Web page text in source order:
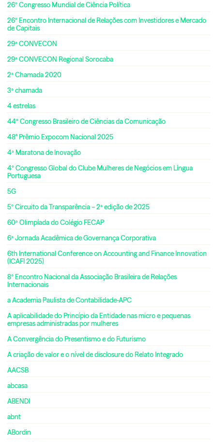
26º Congresso Mundial de Ciência Política
26º Encontro Internacional de Relações com Investidores e Mercado
de Capitais
29ª CONVECON
29ª CONVECON Regional Sorocaba
2ª Chamada 2020
3ª chamada
4 estrelas
44º Congresso Brasileiro de Ciências da Comunicação
48° Prêmio Expocom Nacional 2025
4ª Maratona de Inovação
4º Congresso Global do Clube Mulheres de Negócios em Língua
Portuguesa
5G
5º Circuito da Transparência – 2ª edição de 2025
60ª Olimpíada do Colégio FECAP
6ª Jornada Acadêmica de Governança Corporativa
6th International Conference on Accounting and Finance Innovation
(ICAFI 2025)
8º Encontro Nacional da Associação Brasileira de Relações
Internacionais
a Academia Paulista de Contabilidade-APC
A aplicabilidade do Princípio da Entidade nas micro e pequenas
empresas administradas por mulheres
A Convergência do Presentismo e do Futurismo
A criação de valor e o nível de disclosure do Relato Integrado
AACSB
abcasa
ABENDI
abnt
ABordin